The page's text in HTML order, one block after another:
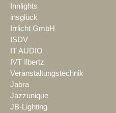
Innlights
insglück
Irrlicht GmbH
ISDV
IT AUDIO
IVT Ilbertz
Veranstaltungstechnik
Jabra
Jazzunique
JB-Lighting